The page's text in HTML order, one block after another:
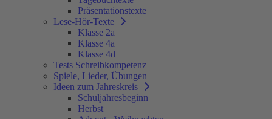
Präsentationstexte
Lese-Hör-Texte
Klasse 2a
Klasse 4a
Klasse 4d
Tests Schreibkompetenz
Spiele, Lieder, Übungen
Ideen zum Jahreskreis
Schuljahresbeginn
Herbst